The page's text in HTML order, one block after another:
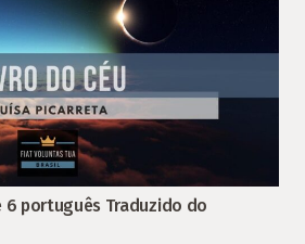
6 português Traduzido do